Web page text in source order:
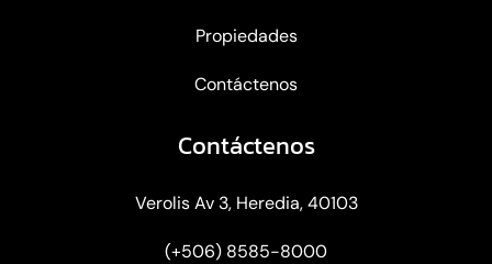
Propiedades
Contáctenos
Contáctenos
Verolis Av 3, Heredia, 40103
(+506) 8585-8000